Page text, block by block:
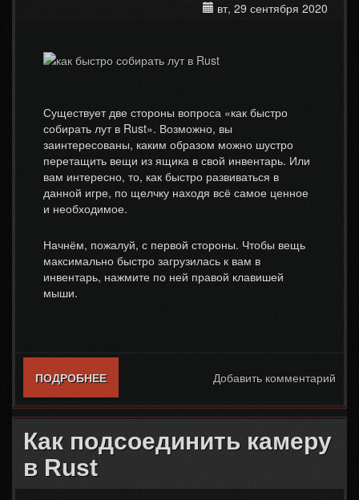
вт, 29 сентября 2020
Существует две стороны вопроса «как быстро
собирать лут в Rust». Возможно, вы
заинтересованы, каким образом можно шустро
перетащить вещи из ящика в свой инвентарь. Или
вам интересно, то, как быстро развиваться в
данной игре, по щелчку находя всё самое ценное
и необходимое.
Начнём, пожалуй, с первой стороны. Чтобы вещь
максимально быстро загрузилась к вам в
инвентарь, нажмите по ней правой клавишей
мыши.
ПОДРОБНЕЕО КАК БЫСТРО СОБИРАТЬ ЛУТ В RUST
Добавить комментарий
Как подсоединить камеру
в Rust